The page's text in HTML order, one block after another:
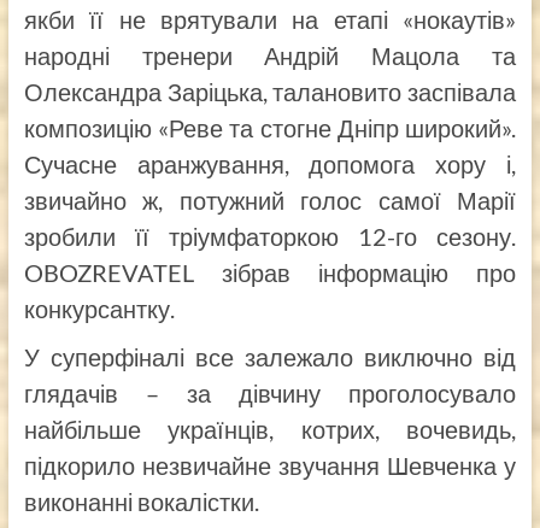
якби її не врятували на етапі «нокаутів»
народні тренери Андрій Мацола та
Олександра Заріцька, талановито заспівала
композицію «Реве та стогне Дніпр широкий».
Сучасне аранжування, допомога хору і,
звичайно ж, потужний голос самої Марії
зробили її тріумфаторкою 12-го сезону.
OBOZREVATEL зібрав інформацію про
конкурсантку.
У суперфіналі все залежало виключно від
глядачів – за дівчину проголосувало
найбільше українців, котрих, вочевидь,
підкорило незвичайне звучання Шевченка у
виконанні вокалістки.